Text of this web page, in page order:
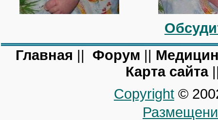
Главная || Форум ||
Карта сайта
Copyright ©